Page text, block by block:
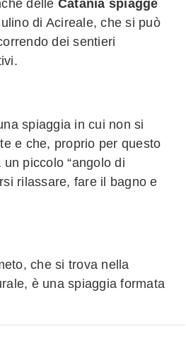
delle Catania spiagge
di Acireale, che si può
dei sentieri
spiaggia in cui non si
e che, proprio per questo
piccolo “angolo di
rilassare, fare il bagno e
che si trova nella
è una spiaggia formata